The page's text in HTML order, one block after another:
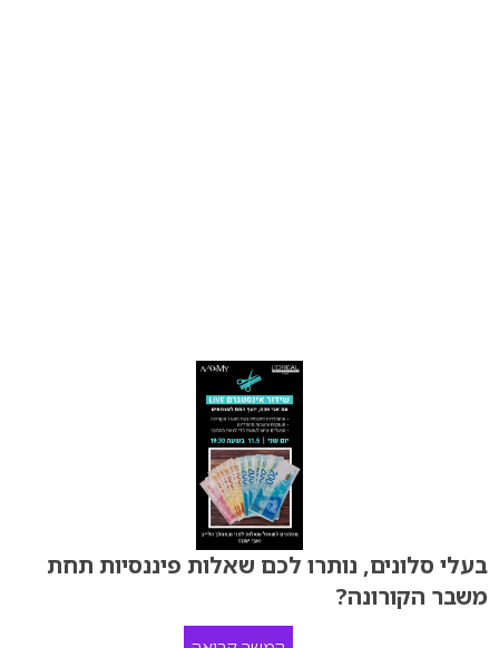
בעלי סלונים, נותרו לכם שאלות פיננסיות תחת
משבר הקורונה?